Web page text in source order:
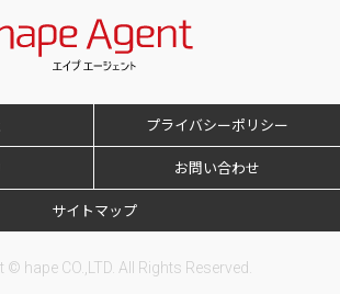
プライバシーポリシー
お問い合わせ
サイトマップ
© hape CO.,LTD. All Rights Reserved.